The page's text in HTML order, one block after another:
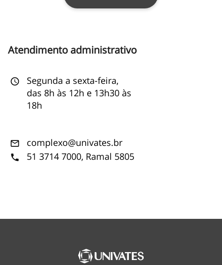
Atendimento administrativo
access_time
Segunda a sexta-feira,
das 8h às 12h e 13h30 às
18h
mail_outline complexo@univates.br
phone 51 3714 7000, Ramal 5805